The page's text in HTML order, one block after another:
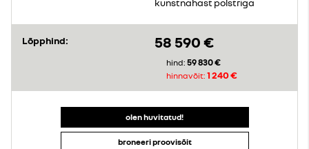
kunstnahast polstriga
Lõpphind: 58 590 €
hind: 59 830 €
hinnavõit: 1 240 €
olen huvitatud!
broneeri proovisõit